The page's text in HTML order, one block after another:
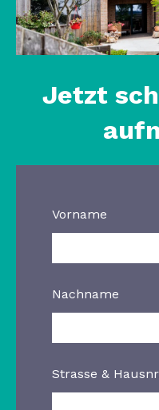
Jetzt
Vorname
Nachname
Strasse &